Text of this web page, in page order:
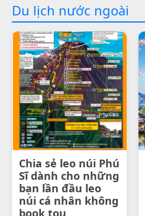
Du lịch nước ngoài
Chia sẻ leo núi Phú
Sĩ dành cho những
bạn lần đầu leo
núi cá nhân không
book tou